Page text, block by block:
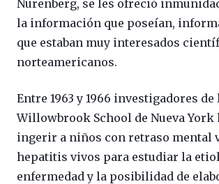
Nürenberg, se les ofreció
la información que poseían,
que estaban muy interesados
norteamericanos.
Entre 1963 y 1966 investigadores de
Willowbrook School de Nueva
ingerir a niños con retraso mental
hepatitis vivos para estudiar la
enfermedad y la posibilidad de